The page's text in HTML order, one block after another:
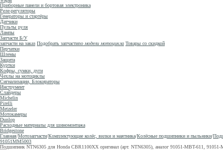
Приборные панели и бортовая электроника
Реле-регуляторы
Генераторы и стартёры
Датчики
Пульты руля
Лампы
Запчасти Б/У
запчасти на заказ Подобрать запчастипо модели мотоцикла Товары со скидкой
Перчатки
Шлемы
Защита
Куртки
Кофры, сумки, дуги
Чехлы на мотоциклы
Сигнализации, Блокираторы
Инструмент
Слайдеры
Michelin
Pirelli
Metzeler
Мотокамеры
Dunlop
Расходные материалы для шиномонтажа
Bridgestone
Главная/Мотозапчасти/Комплектующие колёс, вилки и маятника/Колёсные подшипники и пыльники/
91051MM5003
Подшипник NTN6305 для Honda CBR1100XX оригинал (арт. NTN6305), аналог 91051-MBT-611,